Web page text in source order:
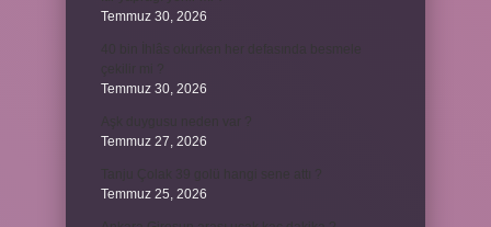
Temmuz 30, 2026
Temmuz 30, 2026
Temmuz 27, 2026
Temmuz 25, 2026